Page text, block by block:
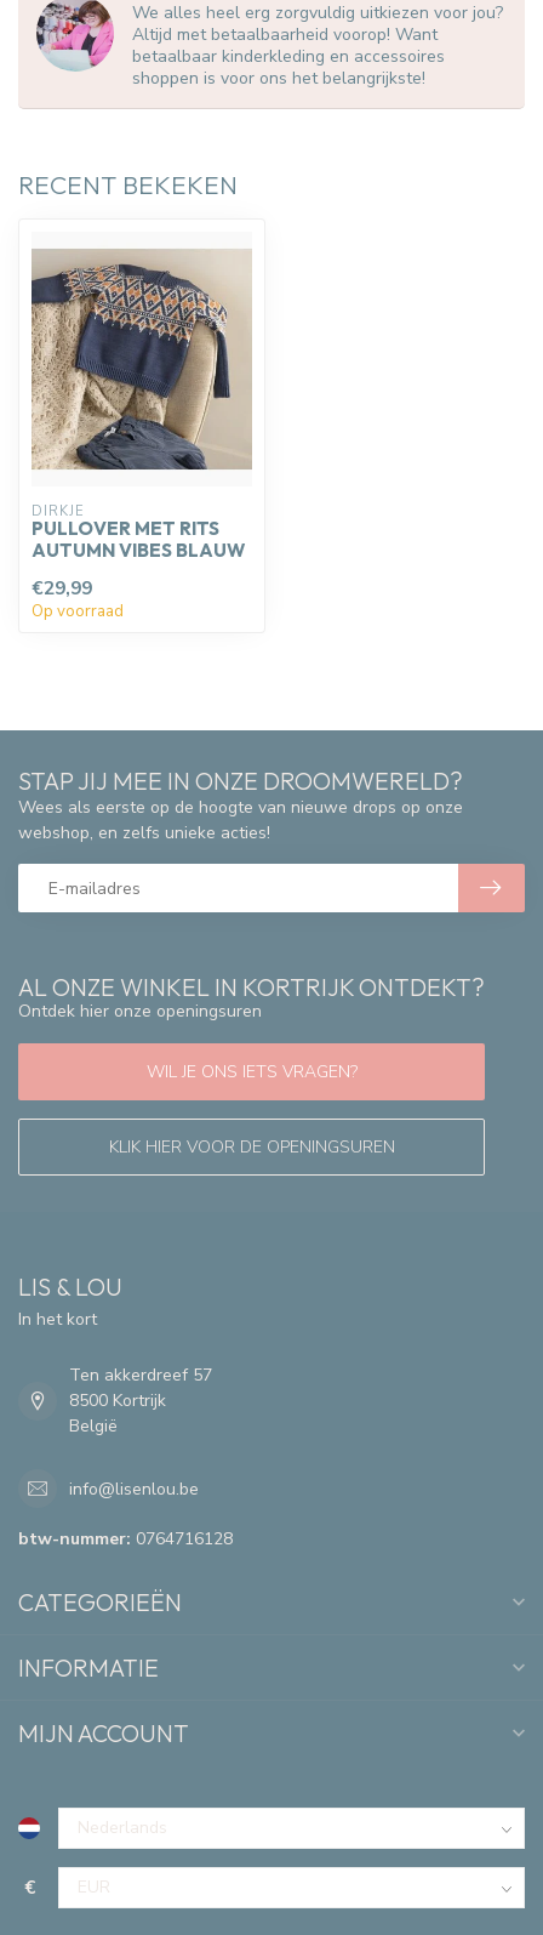
We alles heel erg zorgvuldig uitkiezen voor jou?
Altijd met betaalbaarheid voorop! Want
betaalbaar kinderkleding en accessoires
shoppen is voor ons het belangrijkste!
RECENT BEKEKEN
DIRKJE
PULLOVER MET RITS
AUTUMN VIBES BLAUW
€29,99
Op voorraad
AL ONZE WINKEL IN KORTRIJK ONTDEKT?
Ontdek hier onze openingsuren
WIL JE ONS IETS VRAGEN?
KLIK HIER VOOR DE OPENINGSUREN
STAP JIJ MEE IN ONZE DROOMWERELD?
Wees als eerste op de hoogte van nieuwe drops op onze
webshop, en zelfs unieke acties!
LIS & LOU
In het kort
Ten akkerdreef 57
8500 Kortrijk
België
info@lisenlou.be
btw-nummer: 0764716128
CATEGORIEËN
INFORMATIE
MIJN ACCOUNT
€